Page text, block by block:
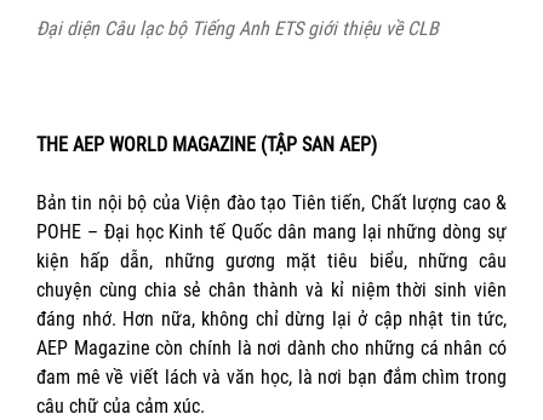
Đại diện Câu lạc bộ Tiếng Anh ETS giới thiệu về CLB
THE AEP WORLD MAGAZINE (TẬP SAN AEP)
Bản tin nội bộ của Viện đào tạo Tiên tiến, Chất lượng cao &
POHE – Đại học Kinh tế Quốc dân mang lại những dòng sự
kiện hấp dẫn, những gương mặt tiêu biểu, những câu
chuyện cùng chia sẻ chân thành và kỉ niệm thời sinh viên
đáng nhớ. Hơn nữa, không chỉ dừng lại ở cập nhật tin tức,
AEP Magazine còn chính là nơi dành cho những cá nhân có
đam mê về viết lách và văn học, là nơi bạn đắm chìm trong
câu chữ của cảm xúc.